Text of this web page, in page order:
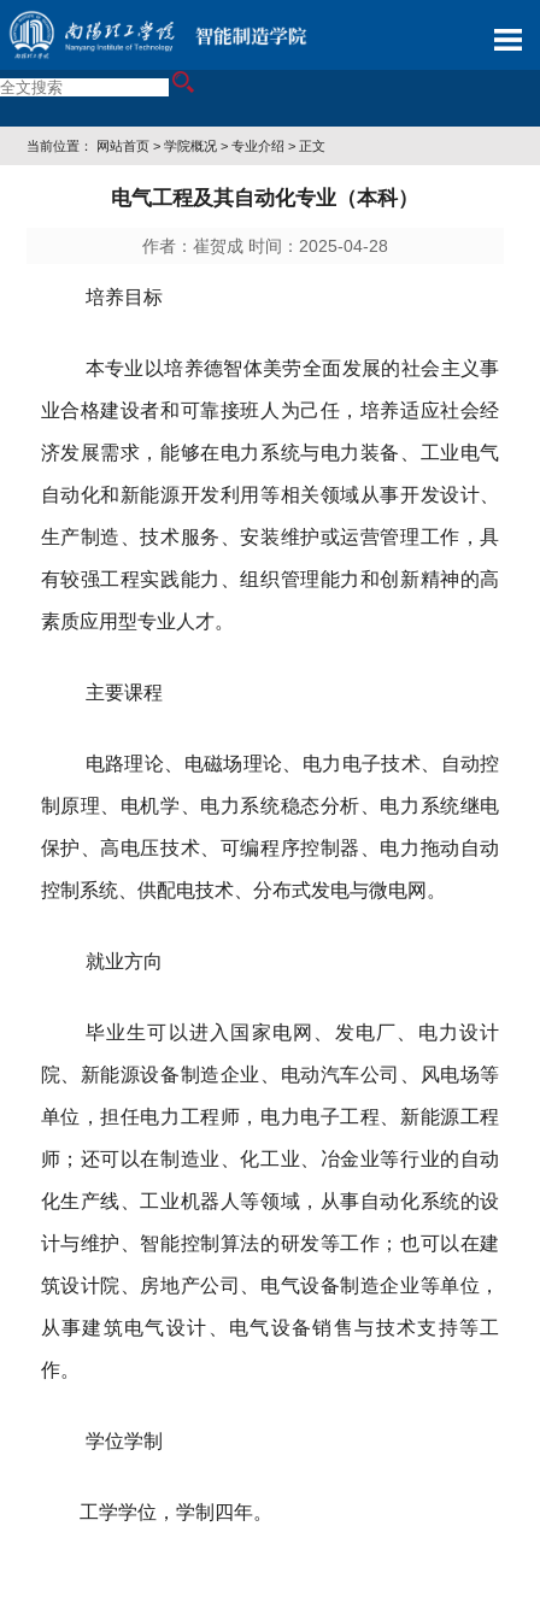
当前位置： 网站首页 >学院概况 >专业介绍 > 正文
电气工程及其自动化专业（本科）
作者：崔贺成 时间：2025-04-28
培养目标
本专业以培养德智体美劳全面发展的社会主义事
业合格建设者和可靠接班人为己任，培养适应社会经
济发展需求，能够在电力系统与电力装备、工业电气
自动化和新能源开发利用等相关领域从事开发设计、
生产制造、技术服务、安装维护或运营管理工作，具
有较强工程实践能力、组织管理能力和创新精神的高
素质应用型专业人才。
主要课程
电路理论、电磁场理论、电力电子技术、自动控
制原理、电机学、电力系统稳态分析、电力系统继电
保护、高电压技术、可编程序控制器、电力拖动自动
控制系统、供配电技术、分布式发电与微电网。
就业方向
毕业生可以进入国家电网、发电厂、电力设计
院、新能源设备制造企业、电动汽车公司、风电场等
单位，担任电力工程师，电力电子工程、新能源工程
师；还可以在制造业、化工业、冶金业等行业的自动
化生产线、工业机器人等领域，从事自动化系统的设
计与维护、智能控制算法的研发等工作；也可以在建
筑设计院、房地产公司、电气设备制造企业等单位，
从事建筑电气设计、电气设备销售与技术支持等工
作。
学位学制
工学学位，学制四年。